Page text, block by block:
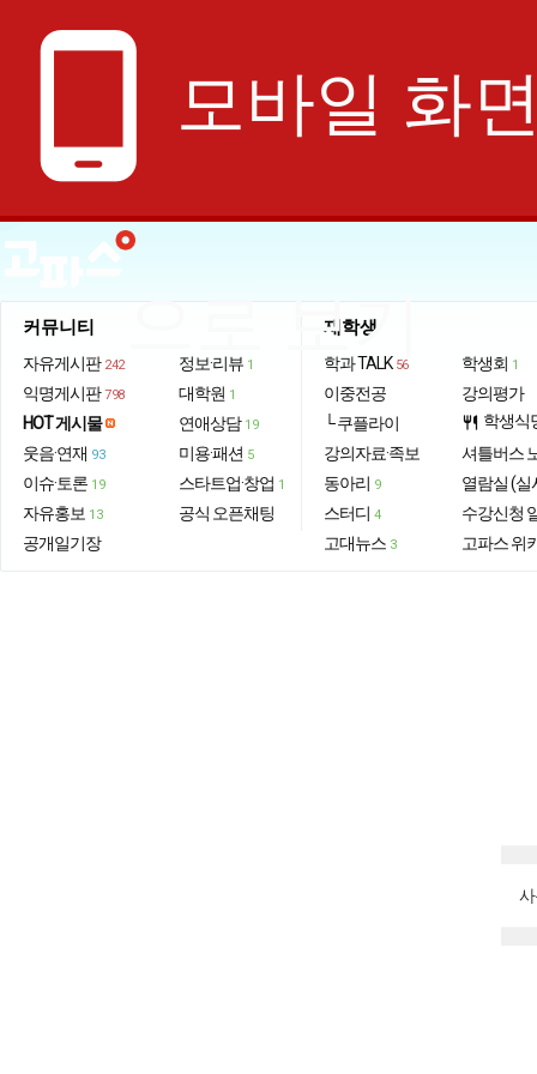
phone_android 모바일 화
으로 보기
커뮤니티
자유게시판 242
익명게시판 798
HOT 게시물
웃음·연재 93
이슈·토론 19
자유홍보 13
공개일기장
정보·리뷰 1
대학원 1
연애상담 19
미용·패션 5
스타트업·창업 1
공식 오픈채팅
재학생
학과 TALK 56
이중전공
└ 쿠플라이
강의자료·족보
동아리 9
스터디 4
고대뉴스 3
학생회 1
강의평가
restaurant 학생식
셔틀버스
열람실 (실
수강신청
고파스 위